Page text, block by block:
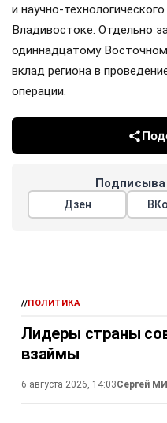
и научно-
Владивостоке. Отдельно
одиннадцатому
вклад региона в
операции.
Дзен
//ПОЛИТИКА
Лидеры страны
взаймы
6 августа 2026, 14:03Сергей